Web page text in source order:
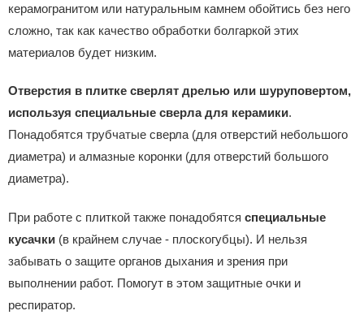
керамогранитом или натуральным камнем обойтись без него
сложно, так как качество обработки болгаркой этих
материалов будет низким.
Отверстия в плитке сверлят дрелью или шуруповертом,
используя специальные сверла для керамики.
Понадобятся трубчатые сверла (для отверстий небольшого
диаметра) и алмазные коронки (для отверстий большого
диаметра).
При работе с плиткой также понадобятся специальные
кусачки (в крайнем случае - плоскогубцы). И нельзя
забывать о защите органов дыхания и зрения при
выполнении работ. Помогут в этом защитные очки и
респиратор.